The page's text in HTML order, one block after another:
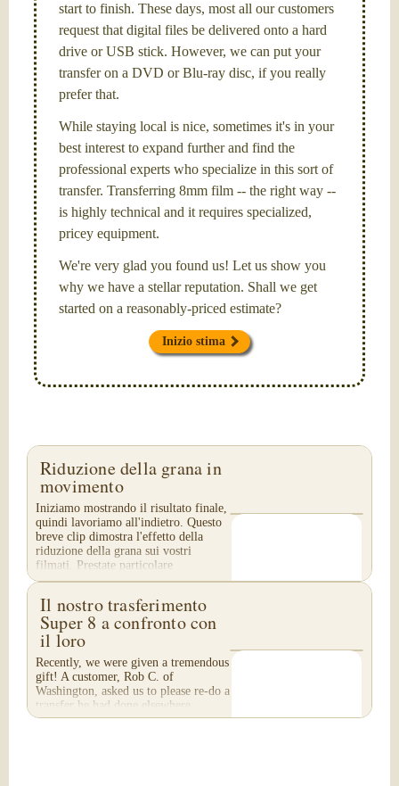
start to finish. These days, most all our customers
request that digital files be delivered onto a hard
drive or USB stick. However, we can put your
transfer on a DVD or Blu-ray disc, if you really
prefer that.
While staying local is nice, sometimes it's in your
best interest to expand further and find the
professional experts who specialize in this sort of
transfer. Transferring 8mm film -- the right way --
is highly technical and it requires specialized,
pricey equipment.
We're very glad you found us! Let us show you
why we have a stellar reputation. Shall we get
started on a reasonably-priced estimate?
Inizio stima
Riduzione della grana in
movimento
Iniziamo mostrando il risultato finale,
quindi lavoriamo all'indietro. Questo
breve clip dimostra l'effetto della
riduzione della grana sui vostri
filmati. Prestate particolare
attenzione...
Il nostro trasferimento
Super 8 a confronto con
il loro
Recently, we were given a tremendous
gift! A customer, Rob C. of
Washington, asked us to please re-do a
transfer he had done elsewhere,
because he was disappointed with